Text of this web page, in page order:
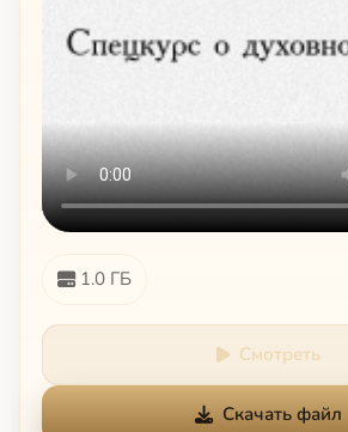
1.0 ГБ
Смотреть
Скачать файл